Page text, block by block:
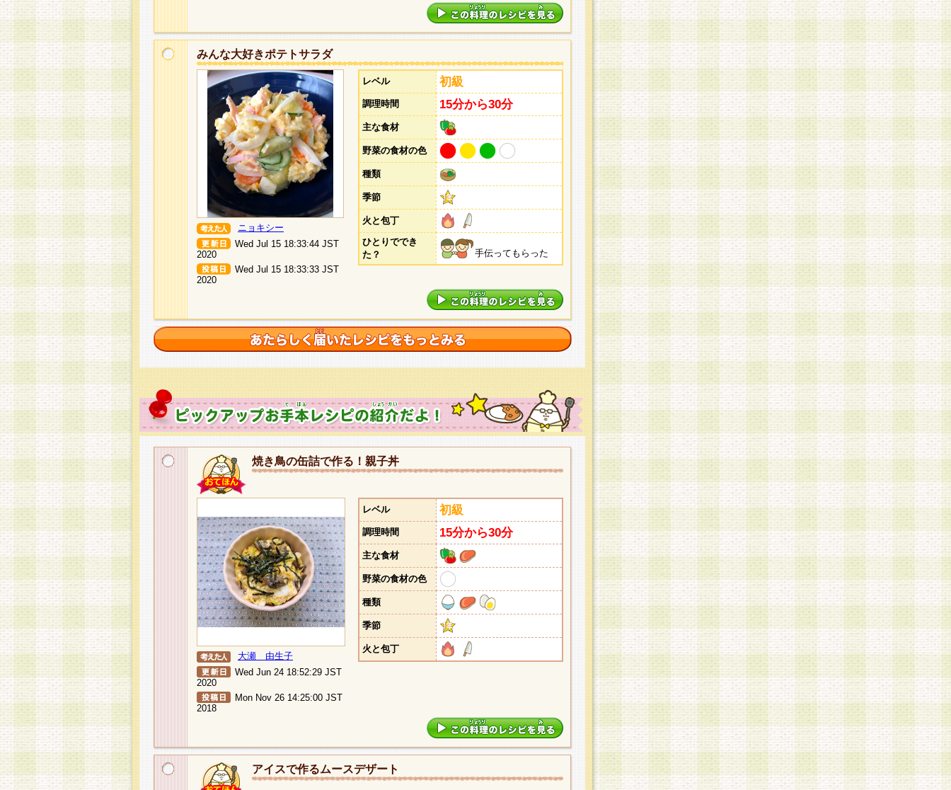
みんな大好きポテトサラダ
ニョキシー
Wed Jul 15 18:33:44 JST
2020
Wed Jul 15 18:33:33 JST
2020
レベル 初級
調理時間 15分から30分
主な食材
野菜の食材の色
種類
季節
火と包丁
ひとりででき
た？
手伝ってもらった
焼き鳥の缶詰で作る！親子丼
大瀬 由生子
Wed Jun 24 18:52:29 JST
2020
Mon Nov 26 14:25:00 JST
2018
レベル 初級
調理時間 15分から30分
主な食材
野菜の食材の色
種類
季節
火と包丁
アイスで作るムースデザート